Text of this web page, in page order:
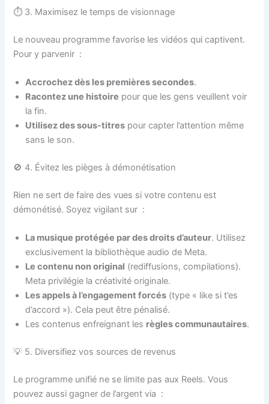
⏱️ 3. Maximisez le temps de visionnage
Le nouveau programme favorise les vidéos qui captivent.
Pour y parvenir :
Accrochez dès les premières secondes.
Racontez une histoire pour que les gens veuillent voir
la fin.
Utilisez des sous-titres pour capter l’attention même
sans le son.
🚫 4. Évitez les pièges à démonétisation
Rien ne sert de faire des vues si votre contenu est
démonétisé. Soyez vigilant sur :
La musique protégée par des droits d’auteur. Utilisez
exclusivement la bibliothèque audio de Meta.
Le contenu non original (rediffusions, compilations).
Meta privilégie la créativité originale.
Les appels à l’engagement forcés (type « like si t’es
d’accord »). Cela peut être pénalisé.
Les contenus enfreignant les règles communautaires.
💡 5. Diversifiez vos sources de revenus
Le programme unifié ne se limite pas aux Reels. Vous
pouvez aussi gagner de l’argent via :